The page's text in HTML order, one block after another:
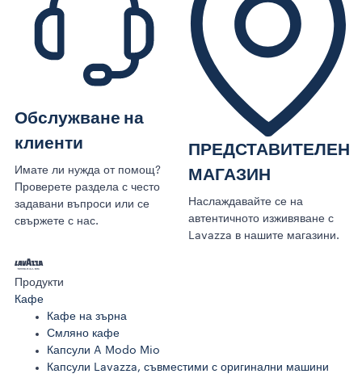
Обслужване на
клиенти
Имате ли нужда от помощ?
Проверете раздела с често
задавани въпроси или се
свържете с нас.
ПРЕДСТАВИТЕЛЕН
МАГАЗИН
Наслаждавайте се на
автентичното изживяване с
Lavazza в нашите магазини.
Продукти
Кафе
Кафе на зърна
Смляно кафе
Капсули A Modo Mio
Капсули Lavazza, съвместими с оригинални машини